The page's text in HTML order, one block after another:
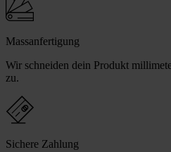
Massanfertigung
Wir schneiden dein Produkt
zu.
Sichere Zahlung